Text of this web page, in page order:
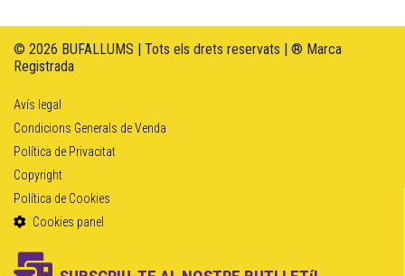
© 2026 BUFALLUMS | Tots els drets reservats | ® Marca
Registrada
Avís legal
Condicions Generals de Venda
Política de Privacitat
Copyright
Política de Cookies
Cookies panel